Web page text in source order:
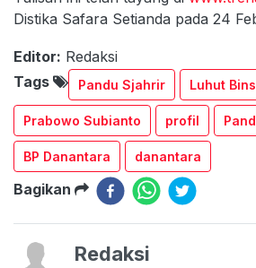
Distika Safara Setianda pada 24
Editor: Redaksi
Tags
Pandu Sjahrir Luhut
Prabowo Subianto profil
BP Danantara danantara
Bagikan
Redaksi